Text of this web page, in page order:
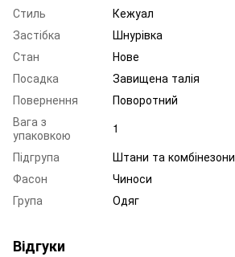
Стиль
Кежуал
Застібка
Шнурівка
Стан
Нове
Посадка
Завищена талія
Повернення
Поворотний
Вага з
упаковкою
1
Підгрупа
Штани та комбінезони
Фасон
Чиноси
Група
Одяг
Відгуки